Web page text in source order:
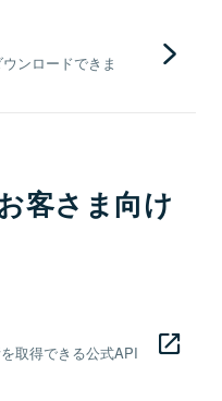
ンロードできま
客さま向け
取得できる公式API